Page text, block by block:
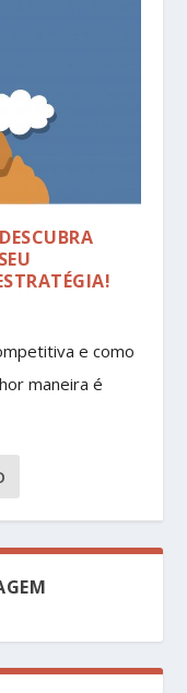
e como
maneira é